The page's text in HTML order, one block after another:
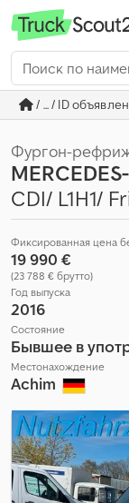
/ ... / ID
Фургон-
CDI/ L1H1/
Фиксированная цена
19 990 €
(23 788 € брутто)
Год выпуска
2016
Состояние
Бывшее в
Местонахождение
Achim